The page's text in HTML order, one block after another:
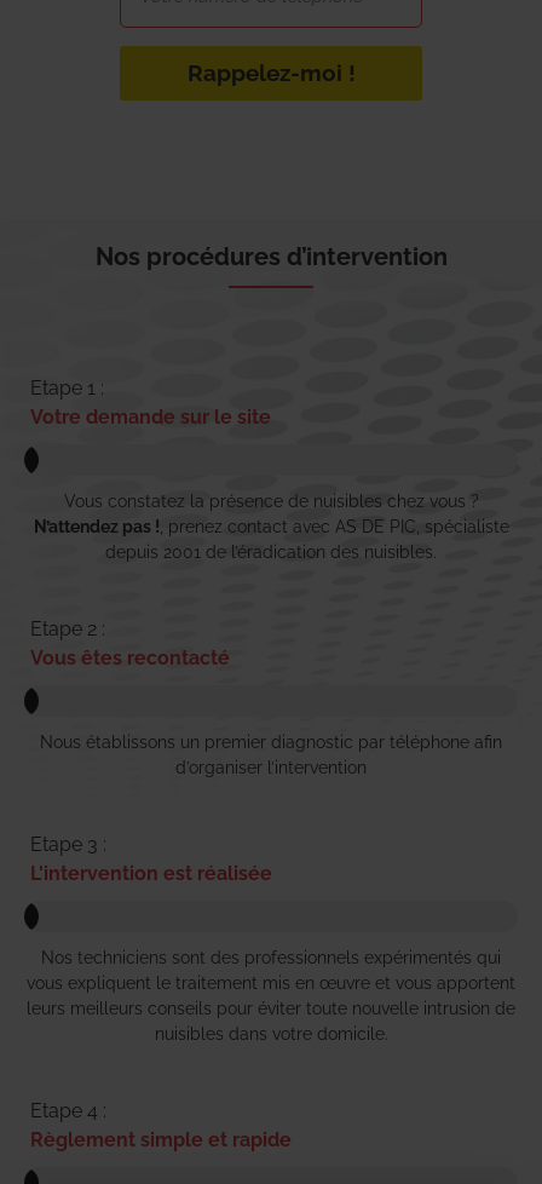
Rappelez-moi !
Nos procédures d’intervention
Etape 1 :
Votre demande sur le site
Vous constatez la présence de nuisibles chez vous ?
N’attendez pas ! , prenez contact avec AS DE PIC, spécialiste
depuis 2001 de l’éradication des nuisibles.
Etape 2 :
Vous êtes recontacté
Nous établissons un premier diagnostic par téléphone afin
d’organiser l’intervention
Etape 3 :
L'intervention est réalisée
Nos techniciens sont des professionnels expérimentés qui
vous expliquent le traitement mis en œuvre et vous apportent
leurs meilleurs conseils pour éviter toute nouvelle intrusion de
nuisibles dans votre domicile.
Etape 4 :
Règlement simple et rapide